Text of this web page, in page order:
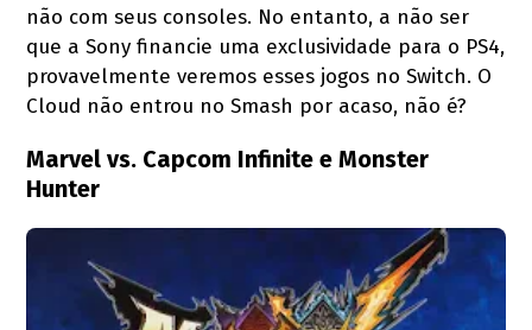
não com seus consoles. No entanto, a não ser
que a Sony financie uma exclusividade para o PS4,
provavelmente veremos esses jogos no Switch. O
Cloud não entrou no Smash por acaso, não é?
Marvel vs. Capcom Infinite e Monster
Hunter